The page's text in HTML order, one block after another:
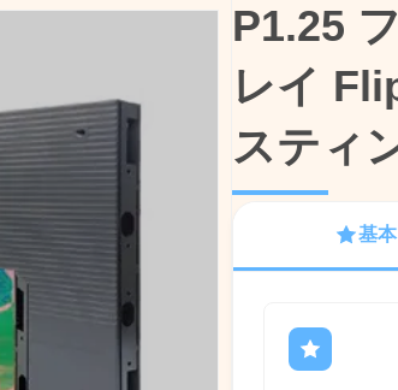
P1.25
レイ
スティ
P1.25
レイ
スティ
基